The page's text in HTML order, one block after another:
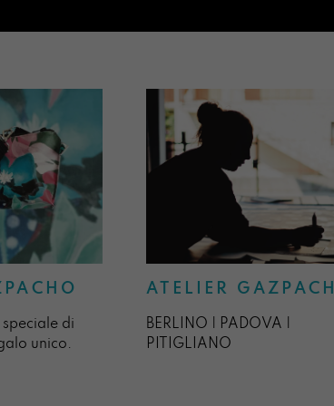
speciale di
unico.
ATELIER
BERLINO | PADOVA |
PITIGLIANO